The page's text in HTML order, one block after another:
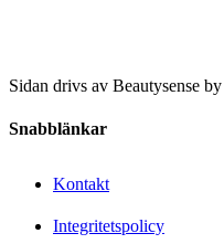
Sidan drivs av Beautysense
Snabblänkar
Kontakt
Integritetspolicy